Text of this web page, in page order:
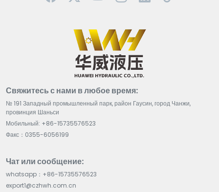
Свяжитесь с нами в любое время:
№ 191 Западный промышленный парк, район Гаусин, город Чанжи,
провинция Шаньси
Мобильный: +86-15735576523
Факс：0355-6056199
Чат или сообщение:
whatsapp：+86-15735576523
export1@czhwh.com.cn